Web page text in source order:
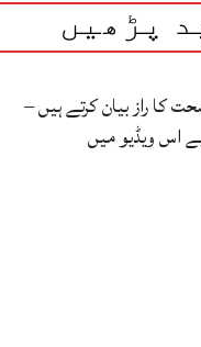
پڑھیں
کا راز بیان کرتے ہیں –
اس ویڈیو میں